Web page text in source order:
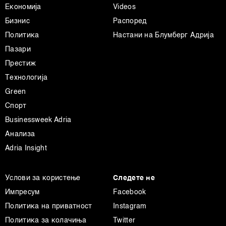
Економија
Бизнис
Политика
Пазари
Престиж
Технологија
Green
Спорт
Businessweek Adria
Анализа
Adria Insight
Videos
Распоред
Настани на Блумберг Адрија
Услови за користење
Импресум
Политика на приватност
Политика за колачиња
Следете не
Facebook
Instagram
Twitter